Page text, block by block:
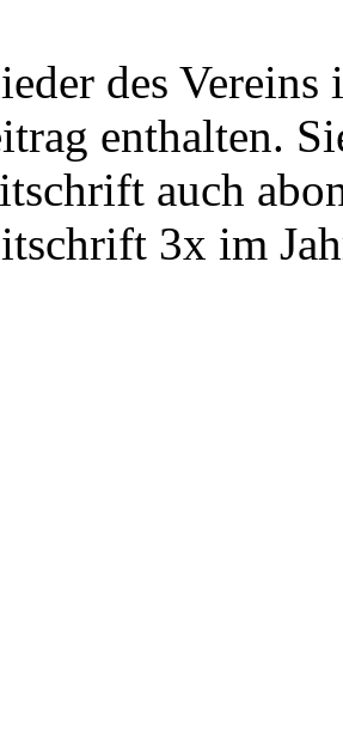
des
enthalten.
auch
3x im